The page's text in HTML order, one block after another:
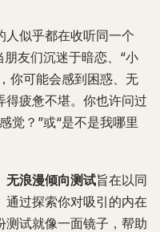
人似乎都在收听同一个
友们沉迷于暗恋、“小
你可能会感到困惑、无
得疲惫不堪。你也许问过
觉？”或“是不是我哪里
无浪漫倾向测试旨在以同
通过探索你对吸引的内在
试就像一面镜子，帮助